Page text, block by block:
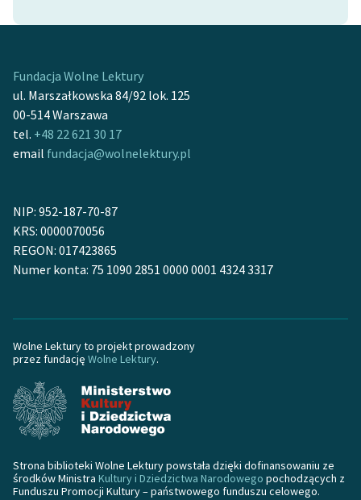
niepełnosprawnościami
Popularyzacja
skandynawskiej literatury
feministycznej
Ręce pełne poezji
do domeny publicznej,
lektur szkolnych oraz
Starego Testamentu
Szkoła Poezji Wolnych
Lektur
Kontakt
O projekcie
Zespół
Fundacja Wolne Lektury
ul. Marszałkowska 84/92 lok. 125
00-514 Warszawa
tel. +48 22 621 30 17
email fundacja@wolnelektury.pl
NIP: 952-187-70-87
KRS: 0000070056
REGON: 017423865
Numer konta: 75 1090 2851 0000 0001 4324 3317
Wolne Lektury to projekt prowadzony
przez fundację Wolne Lektury.
Strona biblioteki Wolne Lektury powstała dzięki dofinansowaniu ze
środków Ministra Kultury i Dziedzictwa Narodowego pochodzących z
Funduszu Promocji Kultury – państwowego funduszu celowego.